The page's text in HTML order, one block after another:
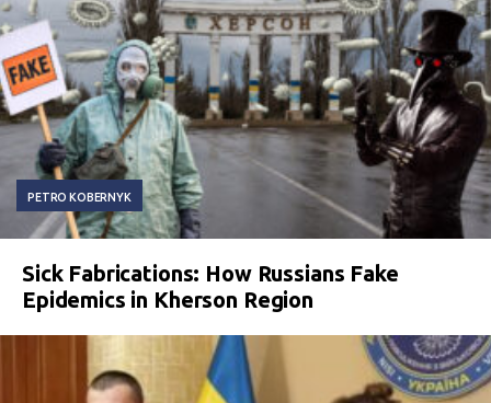
PETRO KOBERNYK
Sick Fabrications: How Russians Fake
Epidemics in Kherson Region